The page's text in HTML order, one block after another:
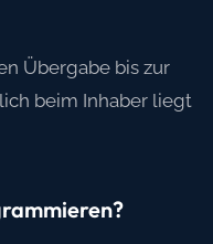
Übergabe bis zur
beim Inhaber liegt